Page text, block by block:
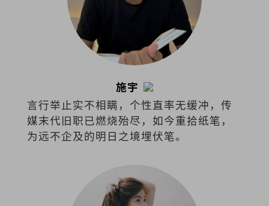
施宇
言行举止实不相瞒，个性直率无缓冲，传
媒末代旧职已燃烧殆尽，如今重拾纸笔，
为远不企及的明日之境埋伏笔。